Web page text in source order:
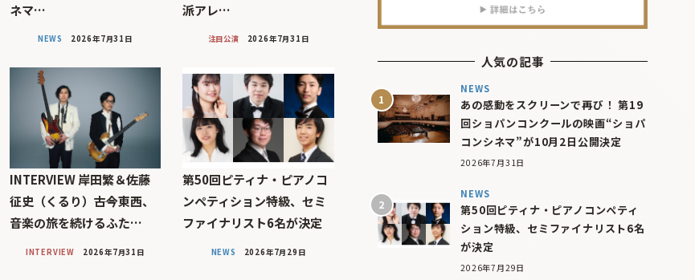
ネマ…
NEWS 2026年7月31日
派アレ…
注目公演 2026年7月31日
INTERVIEW 岸田繁＆佐藤
征史（くるり）――古今東西、
音楽の旅を続けるふた…
INTERVIEW 2026年7月31日
第50回ピティナ・ピアノコ
ンペティション特級、セミ
ファイナリスト6名が決定
NEWS 2026年7月29日
人気の記事
NEWS
あの感動をスクリーンで再び！ 第19
回ショパンコンクールの映画“ショパ
コンシネマ”が10月2日公開決定
2026年7月31日
NEWS
第50回ピティナ・ピアノコンペティ
ション特級、セミファイナリスト6名
が決定
2026年7月29日